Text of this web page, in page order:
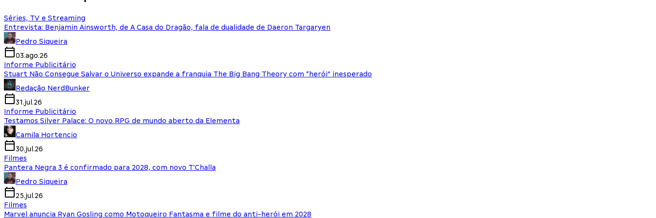
Séries, TV e Streaming
Entrevista: Benjamin Ainsworth, de A Casa do Dragão, fala de dualidade de Daeron Targaryen
Pedro Siqueira
03.ago.26
Informe Publicitário
Stuart Não Consegue Salvar o Universo expande a franquia The Big Bang Theory com “herói” inesperado
Redação NerdBunker
31.jul.26
Informe Publicitário
Testamos Silver Palace: O novo RPG de mundo aberto da Elementa
Camila Hortencio
30.jul.26
Filmes
Pantera Negra 3 é confirmado para 2028, com novo T'Challa
Pedro Siqueira
25.jul.26
Filmes
Marvel anuncia Ryan Gosling como Motoqueiro Fantasma e filme do anti-herói em 2028